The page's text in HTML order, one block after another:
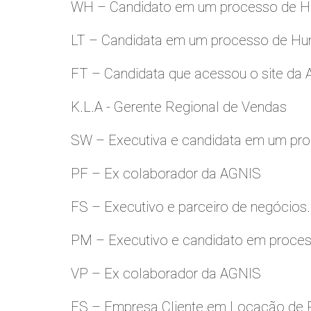
WH – Candidato em um processo de
LT – Candidata em um processo de
FT – Candidata que acessou o site da
K.L.A - Gerente Regional de Vendas
SW – Executiva e candidata em um
PF – Ex colaborador da AGNIS
FS – Executivo e parceiro de negócios.
PM – Executivo e candidato em
VP – Ex colaborador da AGNIS
ES – Empresa Cliente em Locação de